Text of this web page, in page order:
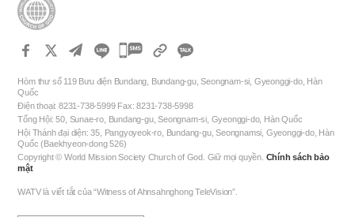
카
오
톡
공
하
Hòm thư số 119 Bưu điện Bundang, Bundang-gu, Seongnam-si, Gyeonggi-do, Hàn
Quốc
Điện thoại: 8231-738-5999 Fax: 8231-738-5998
Tổng Hội: 50, Sunae-ro, Bundang-gu, Seongnam-si, Gyeonggi-do, Hàn Quốc
Hội Thánh đại diện: 35, Pangyoyeok-ro, Bundang-gu, Seongnamsi, Gyeonggi-do, Hàn
Quốc (Baekhyeon-dong 526)
Copyright © World Mission Society Church of God. Giữ mọi quyền. Chính sách bảo
mật
WATV là viết tắt của “Witness of Ahnsahnghong TeleVision”.